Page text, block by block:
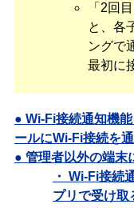
「2回
と、各
ングで
最初に
● Wi-Fi接続通知機
ールにWi-Fi接続を
● 管理者以外の端末
・ Wi-Fi接続
プリで受け取